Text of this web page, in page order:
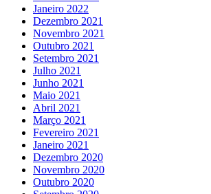
Janeiro 2022
Dezembro 2021
Novembro 2021
Outubro 2021
Setembro 2021
Julho 2021
Junho 2021
Maio 2021
Abril 2021
Março 2021
Fevereiro 2021
Janeiro 2021
Dezembro 2020
Novembro 2020
Outubro 2020